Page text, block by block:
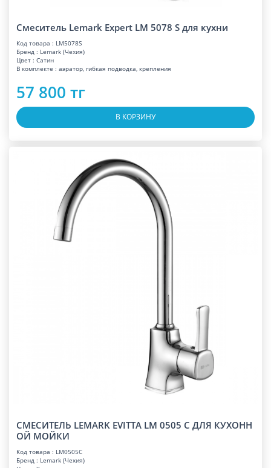
Смеситель Lemark Expert LM 5078 S для кухни
Код товара : LM5078S
Бренд : Lemark (Чехия)
Цвет : Сатин
В комплекте : аэратор, гибкая подводка, крепления
57 800 тг
В КОРЗИНУ
СМЕСИТЕЛЬ LEMARK EVITTA LM 0505 C ДЛЯ КУХОНН
ОЙ МОЙКИ
Код товара : LM0505C
Бренд : Lemark (Чехия)